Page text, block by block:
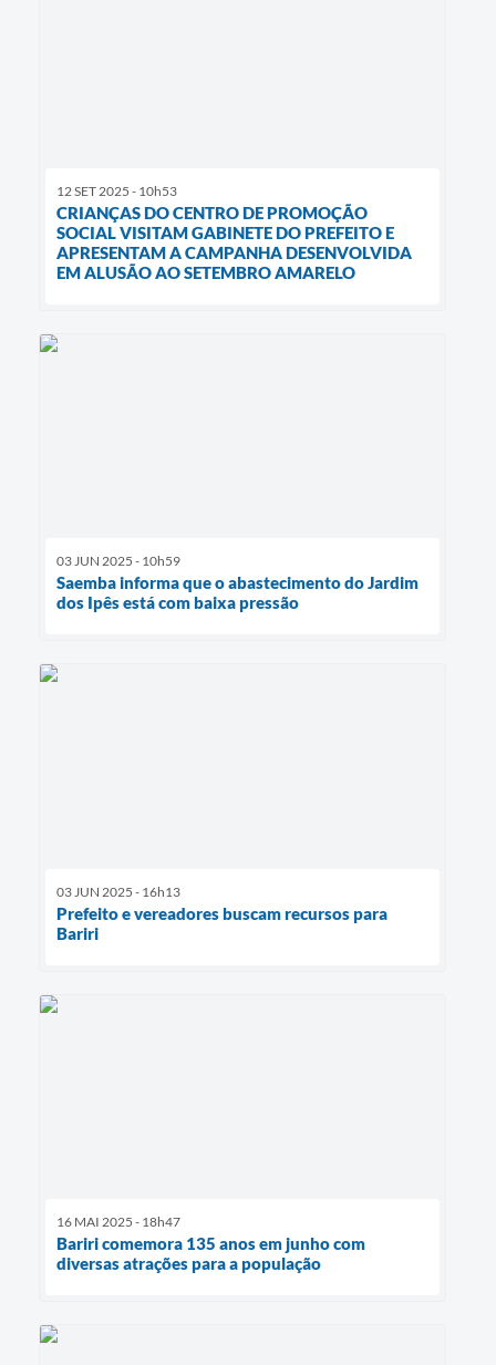
12 SET 2025 - 10h53
CRIANÇAS DO CENTRO DE PROMOÇÃO
SOCIAL VISITAM GABINETE DO PREFEITO E
APRESENTAM A CAMPANHA DESENVOLVIDA
EM ALUSÃO AO SETEMBRO AMARELO
03 JUN 2025 - 10h59
Saemba informa que o abastecimento do Jardim
dos Ipês está com baixa pressão
03 JUN 2025 - 16h13
Prefeito e vereadores buscam recursos para
Bariri
16 MAI 2025 - 18h47
Bariri comemora 135 anos em junho com
diversas atrações para a população